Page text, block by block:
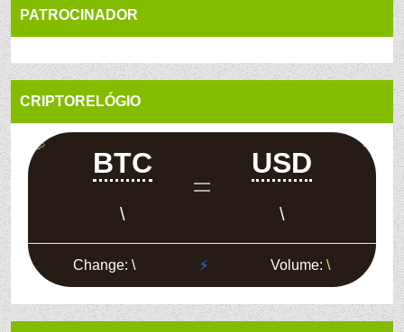
PATROCINADOR
CRIPTORELÓGIO